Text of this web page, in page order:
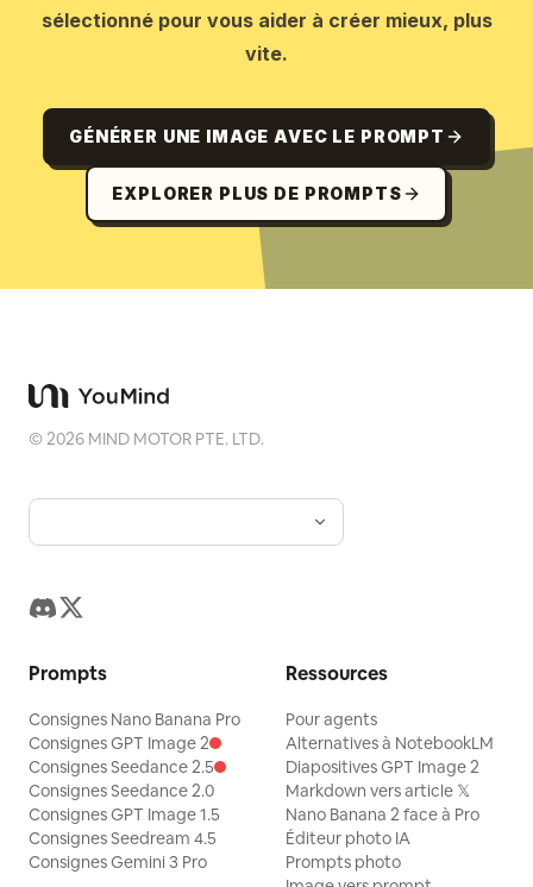
sélectionné pour vous aider à créer mieux, plus
vite.
GÉNÉRER UNE IMAGE AVEC LE PROMPT
EXPLORER PLUS DE PROMPTS
©2026 MIND MOTOR PTE. LTD.
Prompts
Consignes Nano Banana Pro
Consignes GPT Image 2
Consignes Seedance 2.5
Consignes Seedance 2.0
Consignes GPT Image 1.5
Consignes Seedream 4.5
Consignes Gemini 3 Pro
Ressources
Pour agents
Alternatives à NotebookLM
Diapositives GPT Image 2
Markdown vers article 𝕏
Nano Banana 2 face à Pro
Éditeur photo IA
Prompts photo